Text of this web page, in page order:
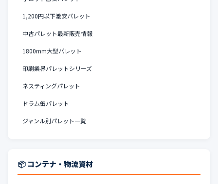
1,200円以下激安パレット
中古パレット最新販売情報
1800mm大型パレット
印刷業界パレットシリーズ
ネスティングパレット
ドラム缶パレット
ジャンル別パレット一覧
📦 コンテナ・物流資材